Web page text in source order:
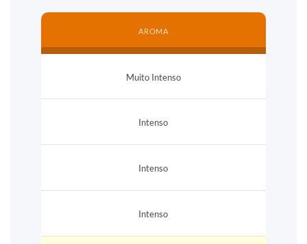
AROMA
Muito Intenso
Intenso
Intenso
Intenso